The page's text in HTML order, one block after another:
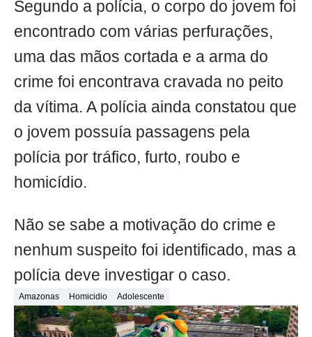
Segundo a polícia, o corpo do jovem foi
encontrado com várias perfurações,
uma das mãos cortada e a arma do
crime foi encontrava cravada no peito
da vítima. A polícia ainda constatou que
o jovem possuía passagens pela
polícia por tráfico, furto, roubo e
homicídio.
Não se sabe a motivação do crime e
nenhum suspeito foi identificado, mas a
polícia deve investigar o caso.
Amazonas Homicidio Adolescente